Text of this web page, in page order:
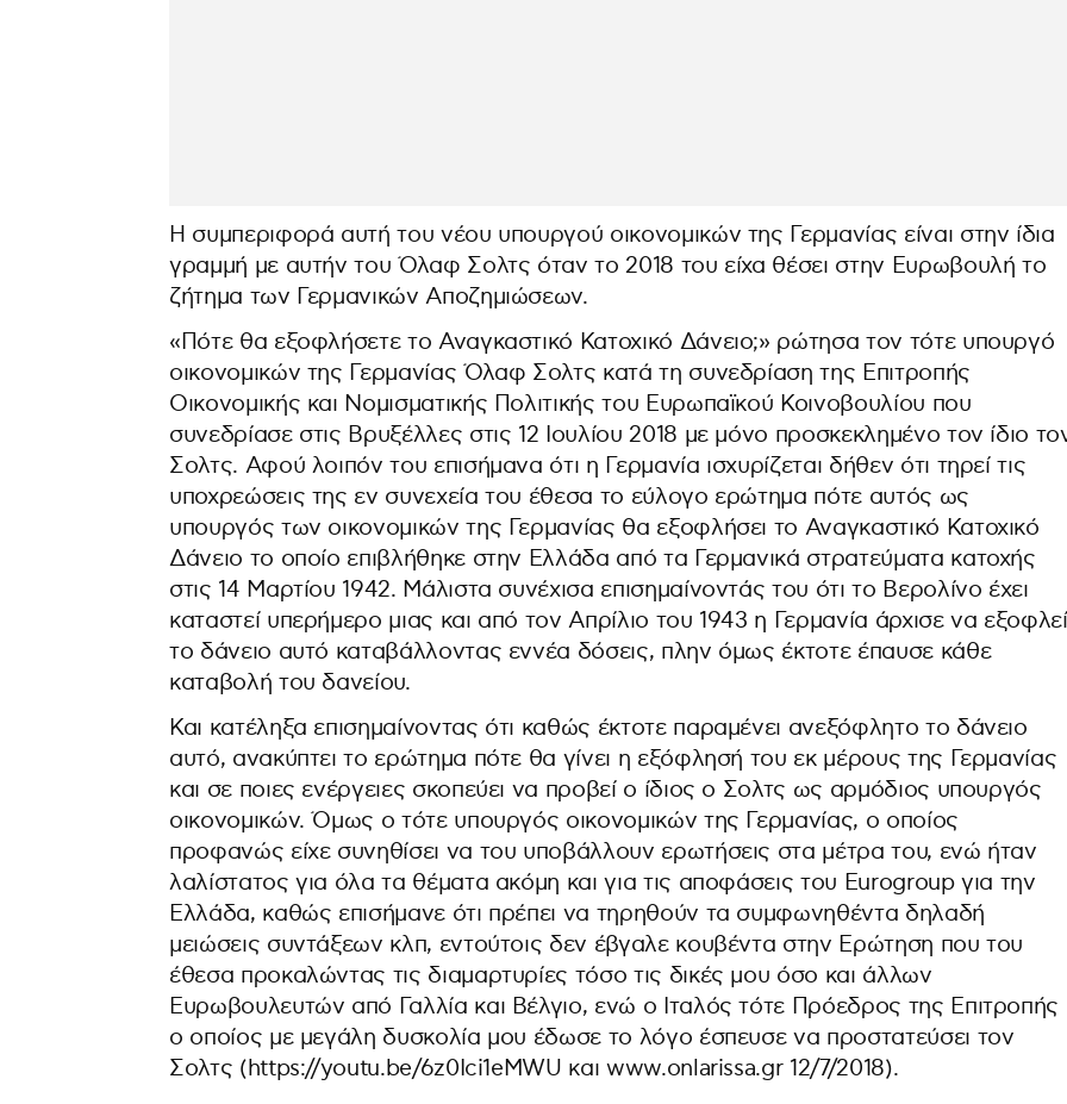
Η συμπεριφορά αυτή του νέου υπουργού οικονομικών της Γερμανίας είναι στην ίδια
γραμμή με αυτήν του Όλαφ Σολτς όταν το 2018 του είχα θέσει στην Ευρωβουλή το
ζήτημα των Γερμανικών Αποζημιώσεων.
«Πότε θα εξοφλήσετε το Αναγκαστικό Κατοχικό Δάνειo;» ρώτησα τον τότε υπουργό
οικονομικών της Γερμανίας Όλαφ Σολτς κατά τη συνεδρίαση της Επιτροπής
Οικονομικής και Νομισματικής Πολιτικής του Ευρωπαϊκού Κοινοβουλίου που
συνεδρίασε στις Βρυξέλλες στις 12 Ιουλίου 2018 με μόνο προσκεκλημένο τον ίδιο
Σολτς. Αφού λοιπόν του επισήμανα ότι η Γερμανία ισχυρίζεται δήθεν ότι τηρεί τις
υποχρεώσεις της εν συνεχεία του έθεσα το εύλογο ερώτημα πότε αυτός ως
υπουργός των οικονομικών της Γερμανίας θα εξοφλήσει το Αναγκαστικό Κατοχικό
Δάνειο το οποίο επιβλήθηκε στην Ελλάδα από τα Γερμανικά στρατεύματα κατοχής
στις 14 Μαρτίου 1942. Μάλιστα συνέχισα επισημαίνοντάς του ότι το Βερολίνο έχει
καταστεί υπερήμερο μιας και από τον Απρίλιο του 1943 η Γερμανία άρχισε να εξοφλεί
το δάνειο αυτό καταβάλλοντας εννέα δόσεις, πλην όμως έκτοτε έπαυσε κάθε
καταβολή του δανείου.
Και κατέληξα επισημαίνοντας ότι καθώς έκτοτε παραμένει ανεξόφλητο το δάνειο
αυτό, ανακύπτει το ερώτημα πότε θα γίνει η εξόφλησή του εκ μέρους της Γερμανίας
και σε ποιες ενέργειες σκοπεύει να προβεί ο ίδιος ο Σολτς ως αρμόδιος υπουργός
οικονομικών. Όμως ο τότε υπουργός οικονομικών της Γερμανίας, ο οποίος
προφανώς είχε συνηθίσει να του υποβάλλουν ερωτήσεις στα μέτρα του, ενώ ήταν
λαλίστατος για όλα τα θέματα ακόμη και για τις αποφάσεις του Eurogroup για την
Ελλάδα, καθώς επισήμανε ότι πρέπει να τηρηθούν τα συμφωνηθέντα δηλαδή
μειώσεις συντάξεων κλπ, εντούτοις δεν έβγαλε κουβέντα στην Ερώτηση που του
έθεσα προκαλώντας τις διαμαρτυρίες τόσο τις δικές μου όσο και άλλων
Ευρωβουλευτών από Γαλλία και Βέλγιο, ενώ ο Ιταλός τότε Πρόεδρος της Επιτροπής
ο οποίος με μεγάλη δυσκολία μου έδωσε το λόγο έσπευσε να προστατεύσει τον
Σολτς (https://youtu.be/6z0Ici1eMWU και www.onlarissa.gr 12/7/2018).